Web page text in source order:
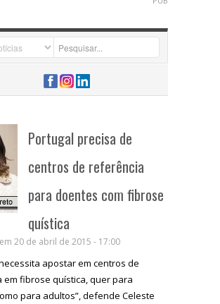
Portugal precisa de
centros de referência
para doentes com fibrose
quística
20 de abril de 2015 - 17:00
apostar em centros de
em fibrose quística, quer para
para adultos”, defende Celeste